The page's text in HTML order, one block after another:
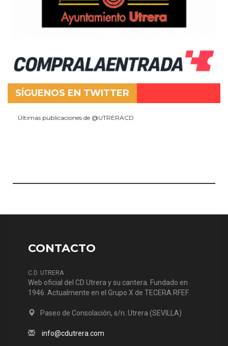
SÍGUENOS EN TWITTER
Últimas publicaciones de @UTRERACD
CONTACTO
C.D. UTRERA
Web oficial del CD Utrera y su cantera. Fundado en
1946. Actualmente en el Grupo X de TECERA RFEF.
Paseo de Consolación, s/n. Utrera (SEVILLA)
info@cdutrera.com